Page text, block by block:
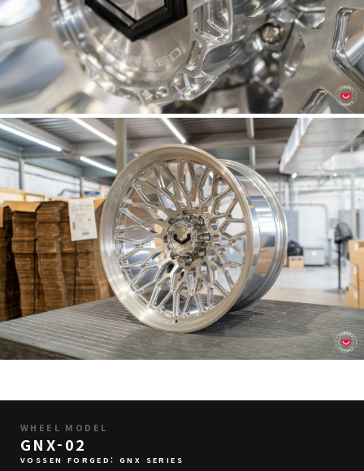
WHEEL MODEL
GNX-02
VOSSEN FORGED: GNX SERIES